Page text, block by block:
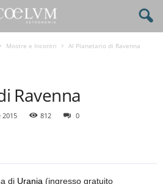
Mostre e Incontri Al Planetario di Ravenna
Ravenna
2015 812 0
di Urania (ingresso gratuito